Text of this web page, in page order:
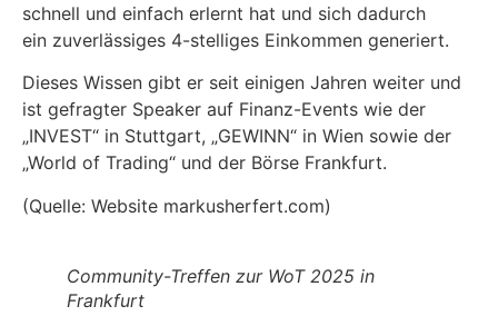
schnell und einfach erlernt hat und sich dadurch
ein zuverlässiges 4-stelliges Einkommen generiert.
Dieses Wissen gibt er seit einigen Jahren weiter und
ist gefragter Speaker auf Finanz-Events wie der
„INVEST“ in Stuttgart, „GEWINN“ in Wien sowie der
„World of Trading“ und der Börse Frankfurt.
(Quelle: Website markusherfert.com)
Community-Treffen zur WoT 2025 in
Frankfurt